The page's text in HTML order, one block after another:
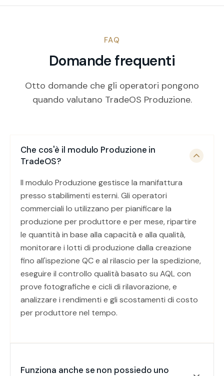
FAQ
Domande frequenti
Otto domande che gli operatori pongono
quando valutano TradeOS Produzione.
Che cos'è il modulo Produzione in
TradeOS?
Il modulo Produzione gestisce la manifattura
presso stabilimenti esterni. Gli operatori
commerciali lo utilizzano per pianificare la
produzione per produttore e per mese, ripartire
le quantità in base alla capacità e alla qualità,
monitorare i lotti di produzione dalla creazione
fino all'ispezione QC e al rilascio per la spedizione,
eseguire il controllo qualità basato su AQL con
prove fotografiche e cicli di rilavorazione, e
analizzare i rendimenti e gli scostamenti di costo
per produttore nel tempo.
Funziona anche se non possiedo uno